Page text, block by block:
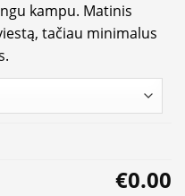
kampu. Matinis
tačiau minimalus
€0.00